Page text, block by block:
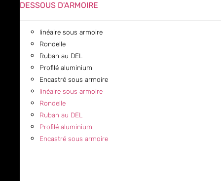
DESSOUS D'ARMOIRE
linéaire sous armoire
Rondelle
Ruban au DEL
Profilé aluminium
Encastré sous armoire
linéaire sous armoire
Rondelle
Ruban au DEL
Profilé aluminium
Encastré sous armoire